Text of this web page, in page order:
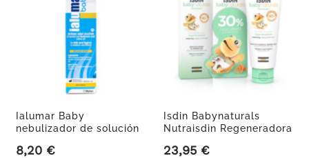
Ialumar Baby
nebulizador de solución
Precio
8,20 €
Isdin Babynaturals
Nutraisdin Regeneradora
Precio
23,95 €